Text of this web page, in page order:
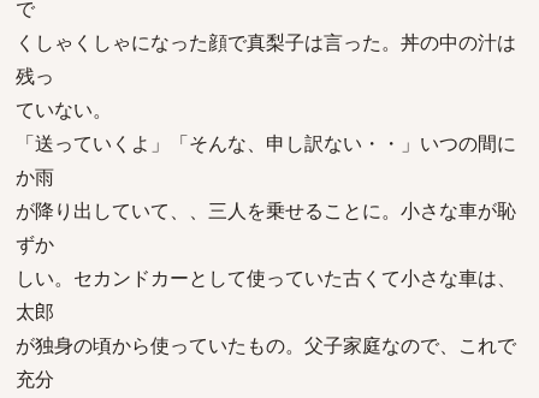
で
くしゃくしゃになった顔で真梨子は言った。丼の中の汁は
残っ
ていない。
「送っていくよ」「そんな、申し訳ない・・」いつの間に
か雨
が降り出していて、、三人を乗せることに。小さな車が恥
ずか
しい。セカンドカーとして使っていた古くて小さな車は、
太郎
が独身の頃から使っていたもの。父子家庭なので、これで
充分